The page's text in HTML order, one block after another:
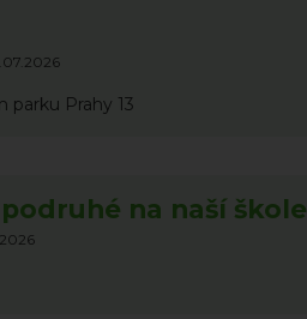
parku Prahy 13
na naší škole